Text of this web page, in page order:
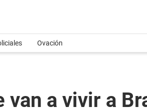
Ovación
van a vivir a